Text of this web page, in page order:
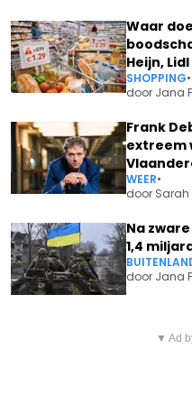
Waar
Heijn,
SHOPPING•
door Jana
Frank
extreem
WEER•
door Sarah
Na
1,4
door Jana
PAUL
▼ Ad